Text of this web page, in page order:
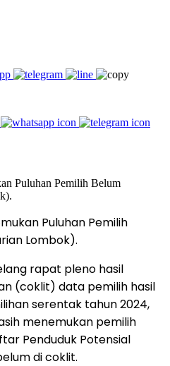
Puluhan Pemilih
Lombok).
rapat pleno hasil
(coklit) data pemilih hasil
serentak tahun 2024,
menemukan pemilih
Penduduk Potensial
di coklit.